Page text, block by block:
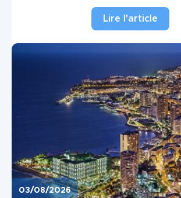
Lire l'article
03/08/2026